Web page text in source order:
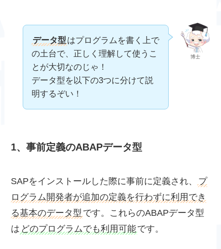
博士
データ型 はプログラムを書く上で
の土台で、正しく理解して使うこ
とが大切なのじゃ！
データ型を以下の3つに分けて説
明するぞい！
1、事前定義のABAPデータ型
SAPをインストールした際に事前に定義され、
プ
ログラム開発者が追加の定義を行わずに利用でき
る基本のデータ型 です。これらのABAPデータ型
は どのプログラムでも利用可能です。